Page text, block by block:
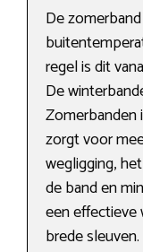
De
regel is dit
De
Zomerbanden
zorgt voor
wegligging,
de band en
een
brede sleuven.